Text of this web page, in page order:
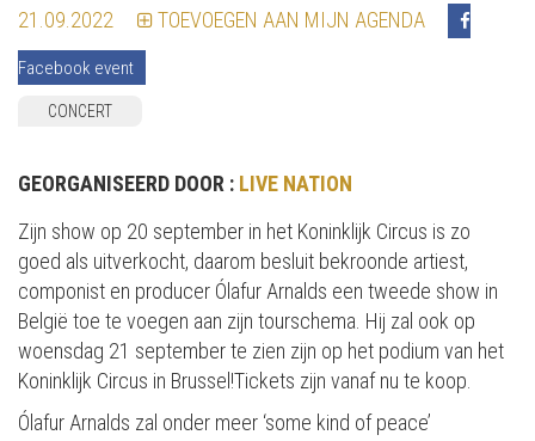
21.09.2022 TOEVOEGEN AAN MIJN AGENDA
Facebook event
CONCERT
GEORGANISEERD DOOR : LIVE NATION
Zijn show op 20 september in het Koninklijk Circus is zo
goed als uitverkocht, daarom besluit bekroonde artiest,
componist en producer Ólafur Arnalds een tweede show in
België toe te voegen aan zijn tourschema. Hij zal ook op
woensdag 21 september te zien zijn op het podium van het
Koninklijk Circus in Brussel!Tickets zijn vanaf nu te koop.
Ólafur Arnalds zal onder meer ‘some kind of peace’